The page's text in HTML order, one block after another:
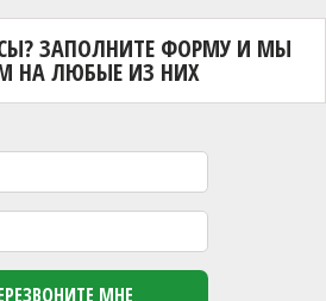
ЗАПОЛНИТЕ ФОРМУ И МЫ
НА ЛЮБЫЕ ИЗ НИХ